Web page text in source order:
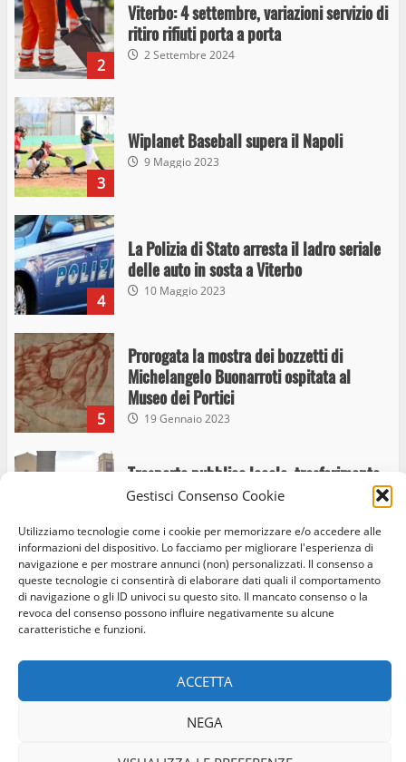
Gestisci Consenso Cookie
Utilizziamo tecnologie come i cookie per memorizzare e/o accedere alle
informazioni del dispositivo. Lo facciamo per migliorare l'esperienza di
navigazione e per mostrare annunci (non) personalizzati. Il consenso a
queste tecnologie ci consentirà di elaborare dati quali il comportamento
di navigazione o gli ID univoci su questo sito. Il mancato consenso o la
revoca del consenso possono influire negativamente su alcune
caratteristiche e funzioni.
ACCETTA
NEGA
2
Viterbo: 4 settembre, variazioni servizio di
ritiro rifiuti porta a porta
2 Settembre 2024
3
Wiplanet Baseball supera il Napoli
9 Maggio 2023
4
La Polizia di Stato arresta il ladro seriale
delle auto in sosta a Viterbo
10 Maggio 2023
5
Prorogata la mostra dei bozzetti di
Michelangelo Buonarroti ospitata al
Museo dei Portici
19 Gennaio 2023
6
Trasporto pubblico locale, trasferimento
capolinea al terminal Riello dal 15 al 17
15 Giugno 2023
Giochi Sportivi Studenteschi di Atletica a
Viterbo
detenzione ai fini di spaccio di sostanze
Home Privacy Policy Cookie Policy Contatti
© Occhio Viterbese - Codice 90148040562 - N° iscrizione
ROC:39156 - Tutti i diritti riservati